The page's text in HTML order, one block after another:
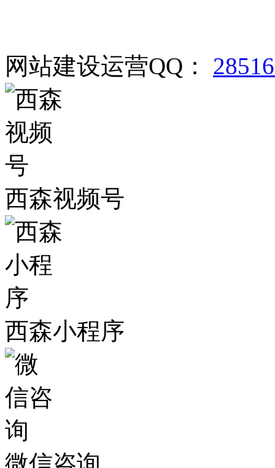
网站建设运营QQ：
西森视频号
西森小程序